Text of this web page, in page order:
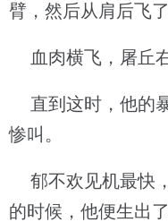
臂，然后从肩后飞了
血肉横飞，屠丘右
直到这时，他的
惨叫。
郁不欢见机最快
的时候，他便生出了